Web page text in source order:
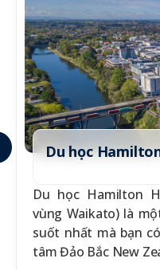
Du học
Du học Hamilton
vùng Waikato) là
suốt nhất mà bạn
tâm Đảo Bắc New